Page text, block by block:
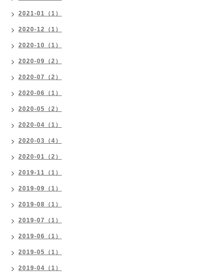
2021-01（1）
2020-12（1）
2020-10（1）
2020-09（2）
2020-07（2）
2020-06（1）
2020-05（2）
2020-04（1）
2020-03（4）
2020-01（2）
2019-11（1）
2019-09（1）
2019-08（1）
2019-07（1）
2019-06（1）
2019-05（1）
2019-04（1）